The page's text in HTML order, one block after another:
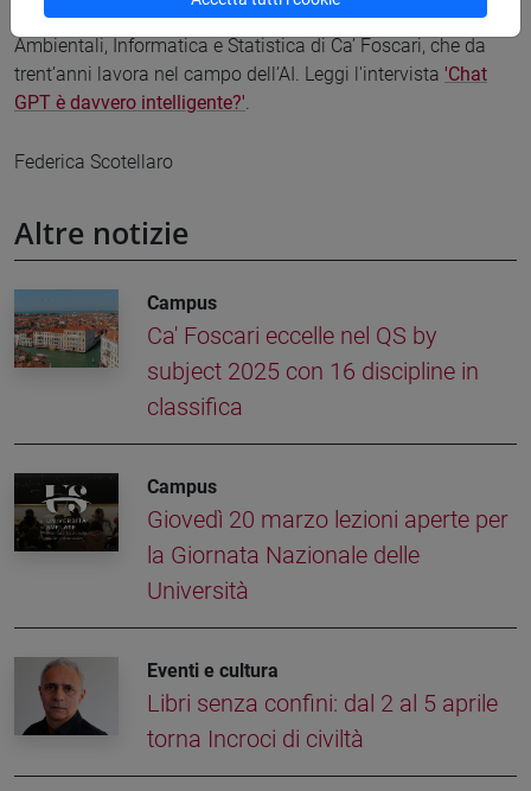
Pelillo, professore di informatica al Dipartimento di Scienze
Ambientali, Informatica e Statistica di Ca’ Foscari, che da
trent’anni lavora nel campo dell’AI. Leggi l'intervista 'Chat
GPT è davvero intelligente?'.
Federica Scotellaro
Altre notizie
Campus
Ca' Foscari eccelle nel QS by
subject 2025 con 16 discipline in
classifica
Campus
Giovedì 20 marzo lezioni aperte per
la Giornata Nazionale delle
Università
Eventi e cultura
Libri senza confini: dal 2 al 5 aprile
torna Incroci di civiltà